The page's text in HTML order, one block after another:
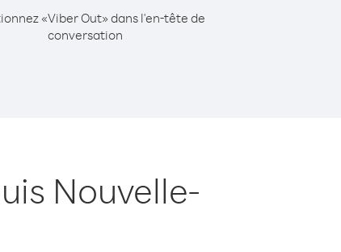
«Viber Out» dans l'en-tête de
conversation
Nouvelle-